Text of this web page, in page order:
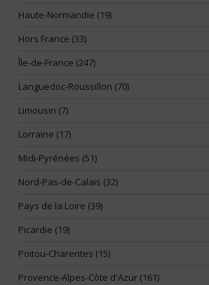
Haute-Normandie (19)
Hors France (33)
Île-de-France (247)
Languedoc-Roussillon (70)
Limousin (7)
Lorraine (17)
Midi-Pyrénées (51)
Nord-Pas-de-Calais (32)
Pays de la Loire (39)
Picardie (19)
Poitou-Charentes (15)
Provence-Alpes-Côte d'Azur (161)